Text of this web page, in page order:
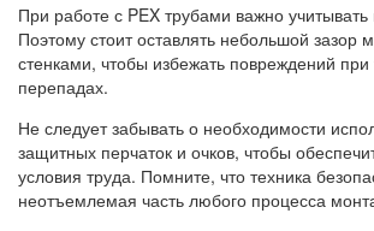
При работе с PEX трубами важно учитывать
Поэтому стоит оставлять небольшой зазор
стенками, чтобы избежать повреждений
перепадах.
Не следует забывать о необходимости
защитных перчаток и очков, чтобы
условия труда. Помните, что техника
неотъемлемая часть любого процесса